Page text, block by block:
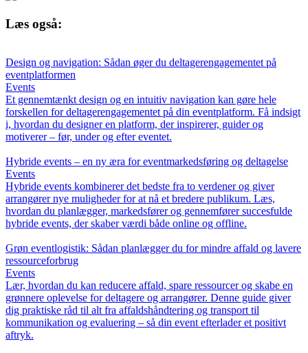
Læs også:
Design og navigation: Sådan øger du deltagerengagementet på
eventplatformen
Events
Et gennemtænkt design og en intuitiv navigation kan gøre hele
forskellen for deltagerengagementet på din eventplatform. Få indsigt
i, hvordan du designer en platform, der inspirerer, guider og
motiverer – før, under og efter eventet.
Hybride events – en ny æra for eventmarkedsføring og deltagelse
Events
Hybride events kombinerer det bedste fra to verdener og giver
arrangører nye muligheder for at nå et bredere publikum. Læs,
hvordan du planlægger, markedsfører og gennemfører succesfulde
hybride events, der skaber værdi både online og offline.
Grøn eventlogistik: Sådan planlægger du for mindre affald og lavere
ressourceforbrug
Events
Lær, hvordan du kan reducere affald, spare ressourcer og skabe en
grønnere oplevelse for deltagere og arrangører. Denne guide giver
dig praktiske råd til alt fra affaldshåndtering og transport til
kommunikation og evaluering – så din event efterlader et positivt
aftryk.